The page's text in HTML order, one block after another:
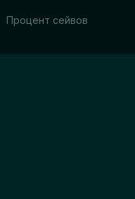
Процент сейвов